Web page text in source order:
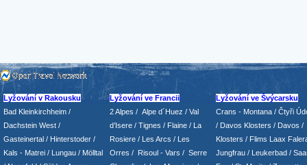
Lyžování v Rakousku
Bad Kleinkirchheim /
Dachstein West /
Gasteinertal / Hinterstoder /
Kals - Matrei / Lungau / Mölltal
Lyžování ve Francii
2 Alpes / Alpe d´Huez / Val
d’Isere / Tignes / Flaine / La
Rosiere / Les Arcs / Les
Orres / Risoul - Vars / Serre
Lyžování ve Švýcarsku
Crans - Montana / Čtyři
/ Davos Klosters / Davos /
Klosters / Flims Laax
Jungfrau / Leukerbad /